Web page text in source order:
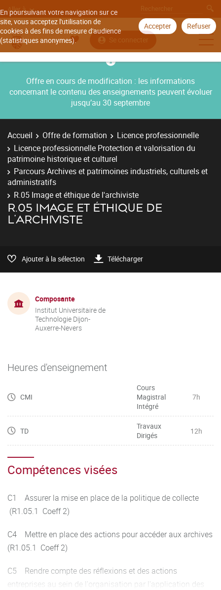
En poursuivant votre navigation sur ce
site, vous acceptez l'utilisation de
cookies à des fins de mesure d'audience
(statistiques anonymes).
Accepter Refuser
Aller à
Se connecter
Offre en cours de modification : les informations
concernant le contenu des enseignements peuvent évoluer
jusqu’au 30 septembre
Accueil Offre de formation
Licence professionnelle
Licence professionnelle Protection et valorisation du
patrimoine historique et culturel
Parcours Archives et patrimoines industriels, culturels et
administratifs
R.05 Image et éthique de l'archiviste
R.05 IMAGE ET ÉTHIQUE DE
L'ARCHIVISTE
Ajouter à la sélection Télécharger
Composante
Institut Universitaire de
Technologie Dijon-
Auxerre-Nevers
Heures d'enseignement
CMI
Cours
Magistral
Intégré
7h
TD
Travaux
Dirigés
12h
Compétences visées
C1 Assurer la mise en place de la politique de collecte
(R1.05.1 Coeff 2)
C4 Mettre en place des actions pour accéder aux archives
(R1.05.1 Coeff 2)
C5 Rendre compte des réflexions et des actions
entreprises au sein de l'organisation par l'application des